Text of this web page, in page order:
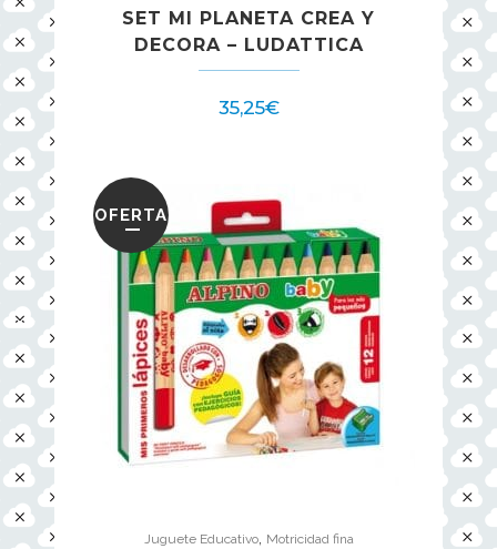
SET MI PLANETA CREA Y
DECORA – LUDATTICA
35,25€
OFERTA
Juguete Educativo, Motricidad fina